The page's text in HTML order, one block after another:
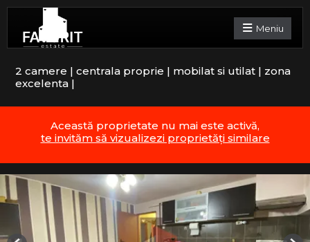
Meniu
2 camere | centrala proprie | mobilat si utilat | zona
excelenta |
Această proprietate nu mai este activă,
te invităm să vizualizezi proprietăți similare